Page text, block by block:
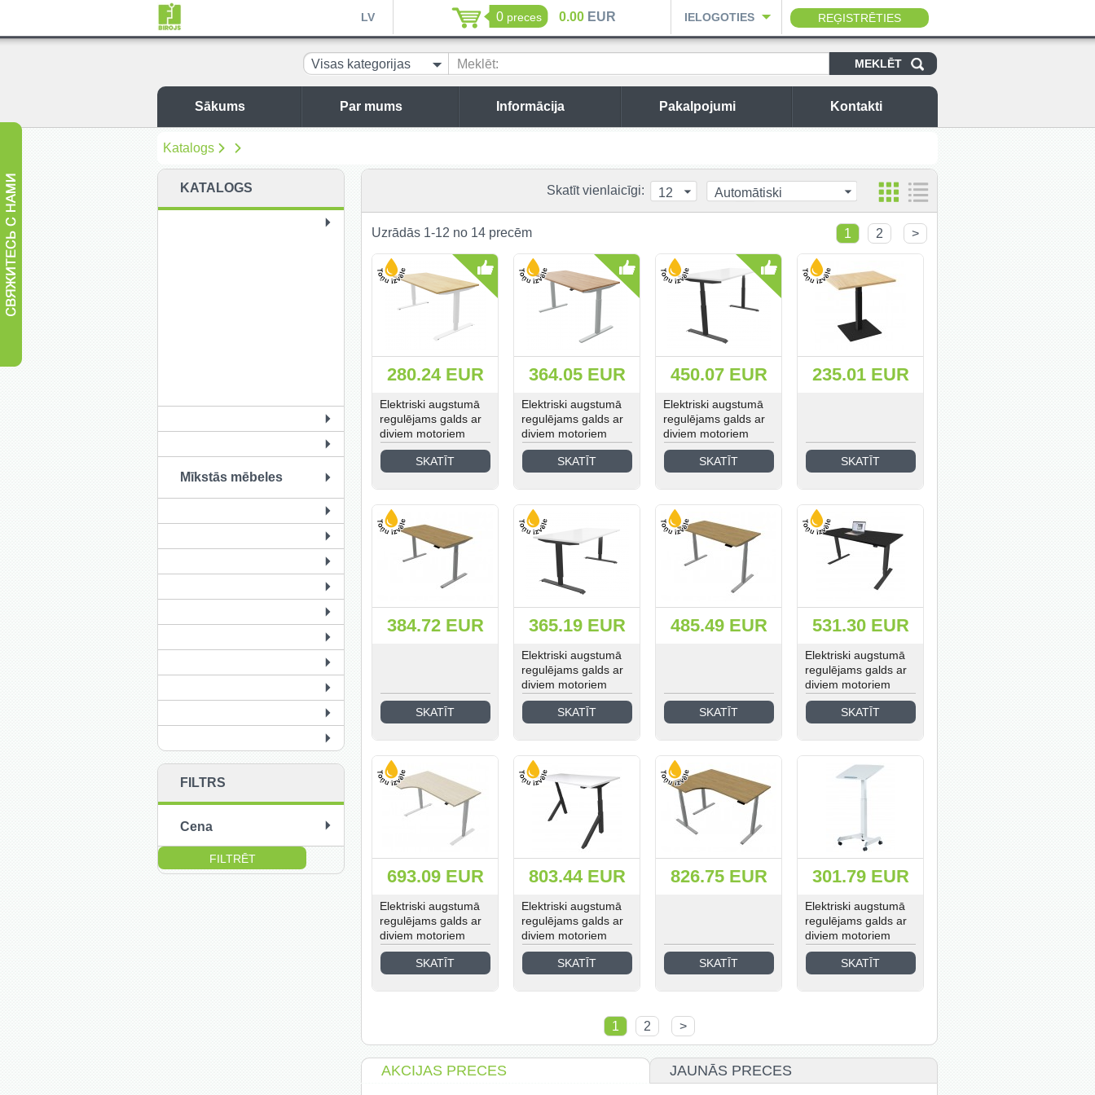
LV 0 preces 0.00 EUR IELOGOTIES REĢISTRĒTIES
Visas kategorijas Meklēt:
Sākums Par mums Informācija Pakalpojumi Kontakti
Katalogs
KATALOGS
Mīkstās mēbeles
FILTRS
Cena
līdz:
Skatīt vienlaicīgi: 12 Automātiski
Uzrādās 1-12 no 14 precēm 1 2 >
280.24 EUR
Elektriski augstumā
regulējams galds ar
diviem motoriem
SKATĪT
364.05 EUR
Elektriski augstumā
regulējams galds ar
diviem motoriem
SKATĪT
450.07 EUR
Elektriski augstumā
regulējams galds ar
diviem motoriem
SKATĪT
235.01 EUR
SKATĪT
384.72 EUR
SKATĪT
365.19 EUR
Elektriski augstumā
regulējams galds ar
diviem motoriem
SKATĪT
485.49 EUR
SKATĪT
531.30 EUR
Elektriski augstumā
regulējams galds ar
diviem motoriem
SKATĪT
693.09 EUR
Elektriski augstumā
regulējams galds ar
diviem motoriem
SKATĪT
803.44 EUR
Elektriski augstumā
regulējams galds ar
diviem motoriem
SKATĪT
826.75 EUR
SKATĪT
301.79 EUR
Elektriski augstumā
regulējams galds ar
diviem motoriem
SKATĪT
1 2 >
AKCIJAS PRECES JAUNĀS PRECES